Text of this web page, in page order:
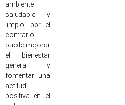
ambiente
saludable y
limpio, por el
contrario,
puede mejorar
el bienestar
general y
fomentar una
actitud
positiva en el